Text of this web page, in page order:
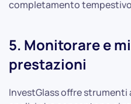
completamento
5. Monitorare e
prestazioni
InvestGlass offre